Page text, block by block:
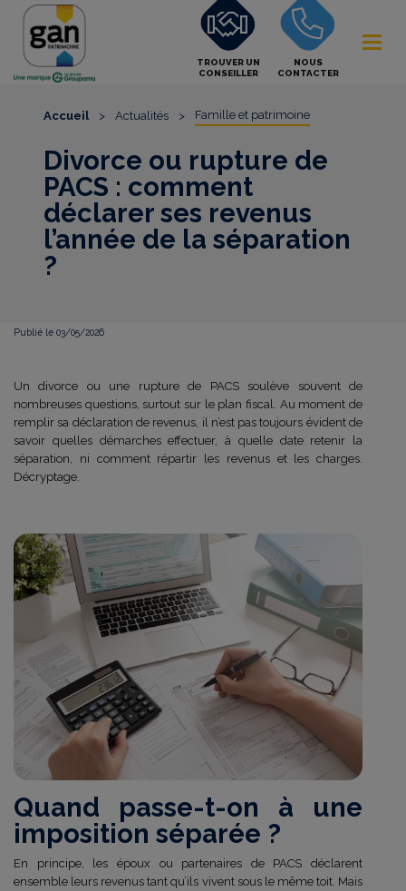
TROUVER UN
CONSEILLER
NOUS
CONTACTER
Accueil > Actualités > Famille et patrimoine
Divorce ou rupture de
PACS : comment
déclarer ses revenus
l’année de la séparation
?
Publié le 03/05/2026
Un divorce ou une rupture de PACS soulève souvent de
nombreuses questions, surtout sur le plan fiscal. Au moment de
remplir sa déclaration de revenus, il n’est pas toujours évident de
savoir quelles démarches effectuer, à quelle date retenir la
séparation, ni comment répartir les revenus et les charges.
Décryptage.
Quand passe-t-on à une
imposition séparée ?
En principe, les époux ou partenaires de PACS déclarent
ensemble leurs revenus tant qu’ils vivent sous le même toit. Mais